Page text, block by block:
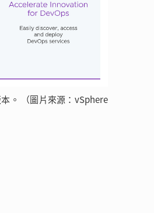
。 （圖片來源：vSphere